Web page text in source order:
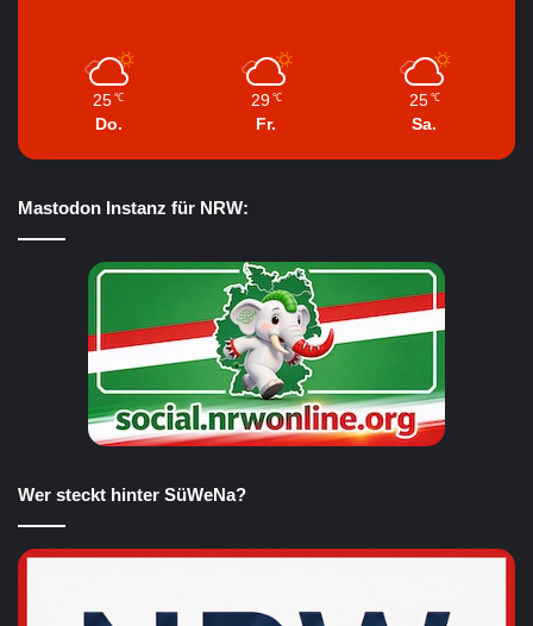
25 ℃
Do.
29 ℃
Fr.
25 ℃
Sa.
Mastodon Instanz für NRW:
Wer steckt hinter SüWeNa?